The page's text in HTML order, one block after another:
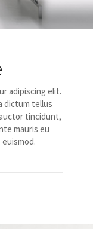
adipiscing elit.
dictum tellus
tincidunt,
mauris eu